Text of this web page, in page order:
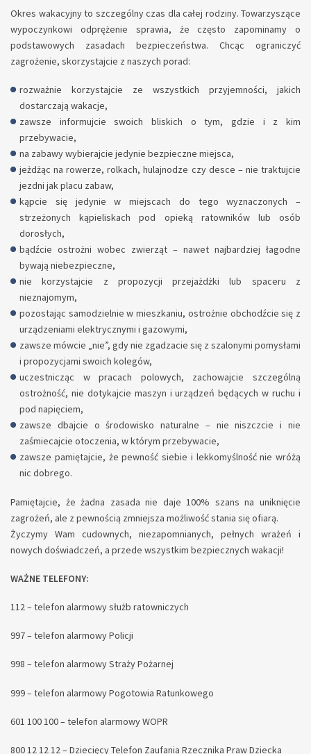
Okres wakacyjny to szczególny czas dla całej rodziny. Towarzyszące
wypoczynkowi odprężenie sprawia, że często zapominamy o
podstawowych zasadach bezpieczeństwa. Chcąc ograniczyć
zagrożenie, skorzystajcie z naszych porad:
rozważnie korzystajcie ze wszystkich przyjemności, jakich
dostarczają wakacje,
zawsze informujcie swoich bliskich o tym, gdzie i z kim
przebywacie,
na zabawy wybierajcie jedynie bezpieczne miejsca,
jeżdżąc na rowerze, rolkach, hulajnodze czy desce – nie traktujcie
jezdni jak placu zabaw,
kąpcie się jedynie w miejscach do tego wyznaczonych –
strzeżonych kąpieliskach pod opieką ratowników lub osób
dorosłych,
bądźcie ostrożni wobec zwierząt – nawet najbardziej łagodne
bywają niebezpieczne,
nie korzystajcie z propozycji przejażdżki lub spaceru z
nieznajomym,
pozostając samodzielnie w mieszkaniu, ostrożnie obchodźcie się z
urządzeniami elektrycznymi i gazowymi,
zawsze mówcie „nie”, gdy nie zgadzacie się z szalonymi pomysłami
i propozycjami swoich kolegów,
uczestnicząc w pracach polowych, zachowajcie szczególną
ostrożność, nie dotykajcie maszyn i urządzeń będących w ruchu i
pod napięciem,
zawsze dbajcie o środowisko naturalne – nie niszczcie i nie
zaśmiecajcie otoczenia, w którym przebywacie,
zawsze pamiętajcie, że pewność siebie i lekkomyślność nie wróżą
nic dobrego.
Pamiętajcie, że żadna zasada nie daje 100% szans na uniknięcie
zagrożeń, ale z pewnością zmniejsza możliwość stania się ofiarą.
Życzymy Wam cudownych, niezapomnianych, pełnych wrażeń i
nowych doświadczeń, a przede wszystkim bezpiecznych wakacji!
WAŻNE TELEFONY:
112 – telefon alarmowy służb ratowniczych
997 – telefon alarmowy Policji
998 – telefon alarmowy Straży Pożarnej
999 – telefon alarmowy Pogotowia Ratunkowego
601 100 100 – telefon alarmowy WOPR
800 12 12 12 – Dziecięcy Telefon Zaufania Rzecznika Praw Dziecka